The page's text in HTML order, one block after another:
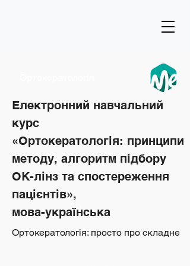
Електронний навчальний
курс
«Ортокератологія: принципи
методу, алгоритм підбору
ОК-лінз та спостереження
пацієнтів»,
мова-українська
Ортокератологія: просто про складне